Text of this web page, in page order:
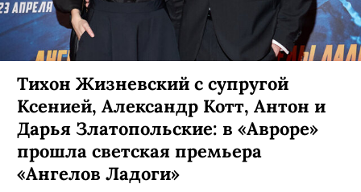
Тихон Жизневский с супругой
Ксенией, Александр Котт, Антон и
Дарья Златопольские: в «Авроре»
прошла светская премьера
«Ангелов Ладоги»